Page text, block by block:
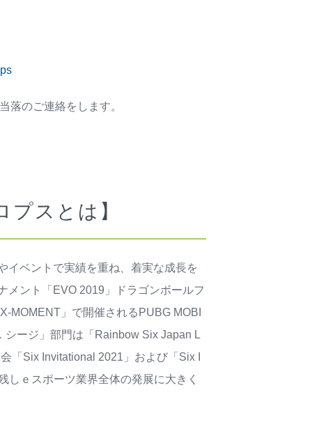
のご連絡をします。
スとは】
イベントで実績を重ね、着実な成長を
メント「EVO 2019」ドラゴンボールフ
MOMENT」で開催されるPUBG MOBI
ージ」部門は「Rainbow Six Japan L
「Six Invitational 2021」および「Six I
ｅスポーツ業界全体の発展に大きく